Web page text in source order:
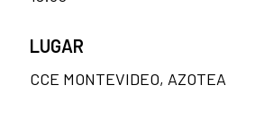
LUGAR
CCE MONTEVIDEO, AZOTEA